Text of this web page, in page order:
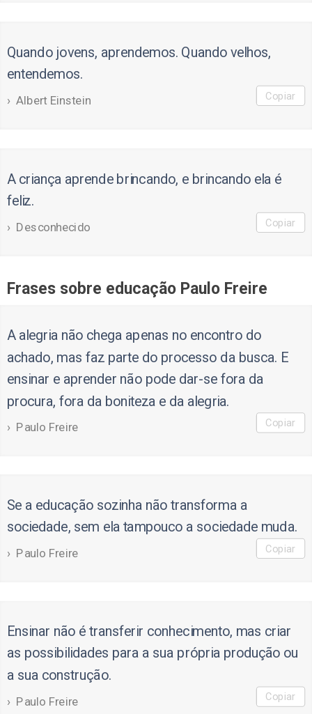
Quando jovens, aprendemos. Quando velhos,
entendemos.
Albert Einstein Copiar
A criança aprende brincando, e brincando ela é
feliz.
Desconhecido Copiar
Frases sobre educação Paulo Freire
A alegria não chega apenas no encontro do
achado, mas faz parte do processo da busca. E
ensinar e aprender não pode dar-se fora da
procura, fora da boniteza e da alegria.
Paulo Freire Copiar
Se a educação sozinha não transforma a
sociedade, sem ela tampouco a sociedade muda.
Paulo Freire Copiar
Ensinar não é transferir conhecimento, mas criar
as possibilidades para a sua própria produção ou
a sua construção.
Paulo Freire Copiar